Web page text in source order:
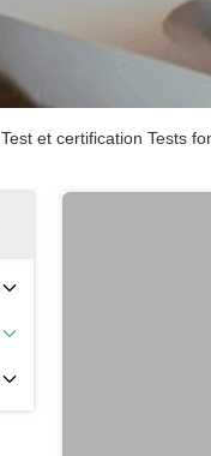
Test et certification Tests